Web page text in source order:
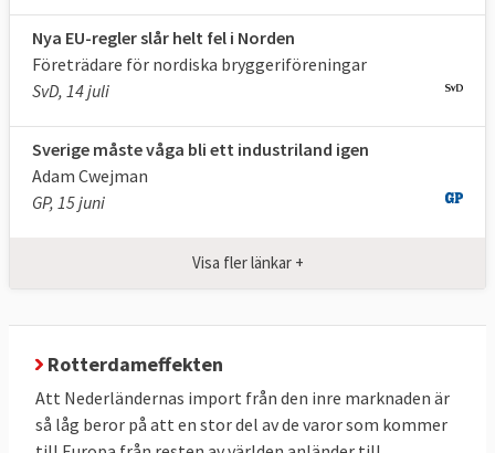
Nya EU-regler slår helt fel i Norden
Företrädare för nordiska bryggeri­föreningar
SvD, 14 juli
Sverige måste våga bli ett industriland igen
Adam Cwejman
GP, 15 juni
Visa fler länkar +
Rotterdameffekten
Att Nederländernas import från den inre marknaden är
så låg beror på att en stor del av de varor som kommer